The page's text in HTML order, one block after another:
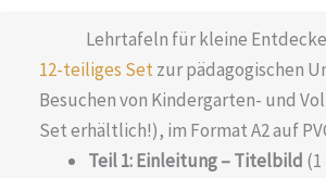
Lehrtafeln für kleine
12-teiliges Setzur pädagogischen
Besuchen von Kindergarten- und
Set erhältlich!), im Format A2 auf
Teil 1: Einleitung – Titelbild